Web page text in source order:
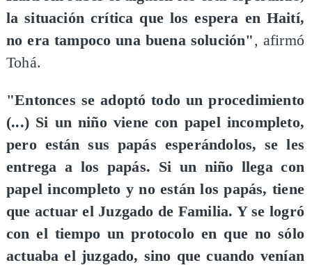
la situación crítica que los espera en Haití,
no era tampoco una buena solución", afirmó
Tohá.
"Entonces se adoptó todo un procedimiento
(...) Si un niño viene con papel incompleto,
pero están sus papás esperándolos, se les
entrega a los papás. Si un niño llega con
papel incompleto y no están los papás, tiene
que actuar el Juzgado de Familia. Y se logró
con el tiempo un protocolo en que no sólo
actuaba el juzgado, sino que cuando venían